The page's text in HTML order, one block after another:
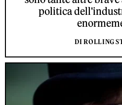
politica
DI ROLLING